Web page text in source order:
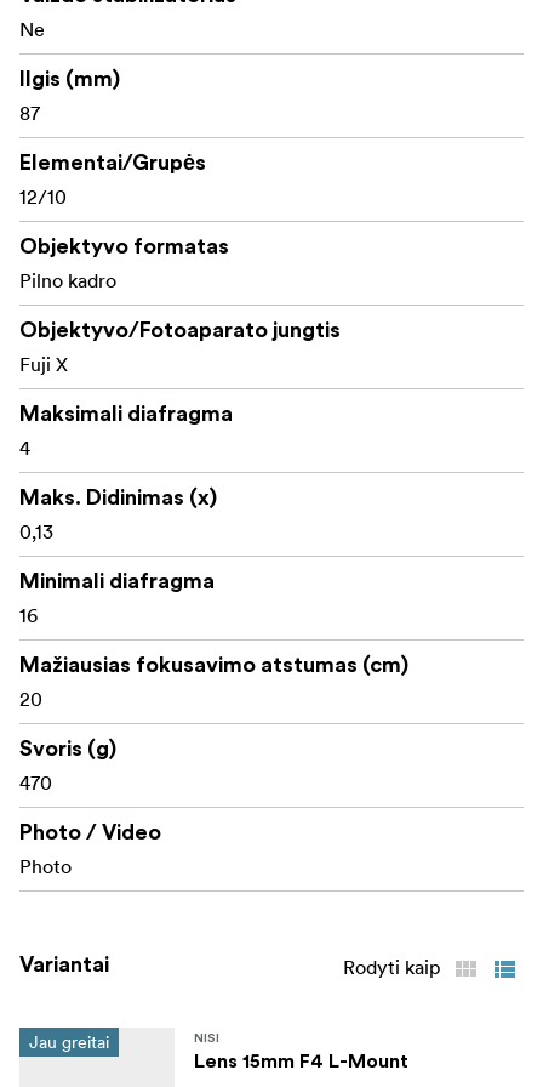
Puikios optinės charakteristikos
sukurti žvaigždės efektą pasirinkus diafragmą nuo
f/4 iki f/22
Optinę konstrukciją sudaro 12 elementų, išdėstytų
10-yje grupių, vienas dvipusis asferinis elementas ir
du itin mažo išsklaidymo elementai.
Minimalus židinio nuotolis yra 0,2 m
72 mm priekinis sriegis standartiniams filtrams
Ne
Ilgis (mm)
87
Elementai/Grupės
12/10
Objektyvo formatas
Pilno kadro
Objektyvo/Fotoaparato jungtis
Fuji X
Maksimali diafragma
4
Maks. Didinimas (x)
0,13
Minimali diafragma
16
Mažiausias fokusavimo atstumas (cm)
20
Svoris (g)
470
Photo / Video
Photo
Variantai Rodyti kaip
Jau greitai NISI
Lens 15mm F4 L-Mount